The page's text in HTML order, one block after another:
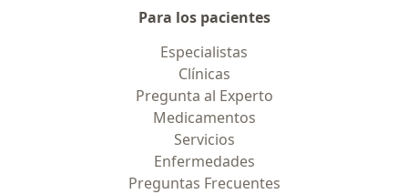
Para los pacientes
Especialistas
Clínicas
Pregunta al Experto
Medicamentos
Servicios
Enfermedades
Preguntas Frecuentes